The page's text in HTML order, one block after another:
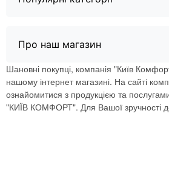
Про наш магазин
Шановні покупці, компанія "Київ
нашому інтернет магазині. На сайті
ознайомитися з продукцією та
"КИЇВ КОМФОРТ". Для Вашої зручності